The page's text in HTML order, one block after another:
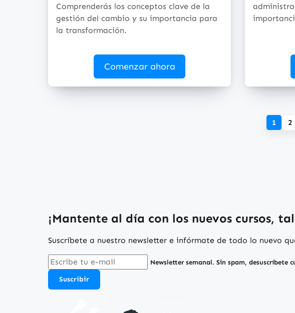
Comprenderás los conceptos clave de la
gestión del cambio y su importancia para
la transformación.
Comenzar ahora
1 2
¡Mantente al día con los nuevos cursos,
Suscríbete a nuestro newsletter e infórmate de todo lo nuevo
Newsletter semanal. Sin spam, desuscríbete
Suscribir